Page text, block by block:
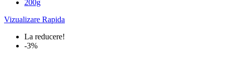
Vizualizare Rapida
La reducere!
-3%